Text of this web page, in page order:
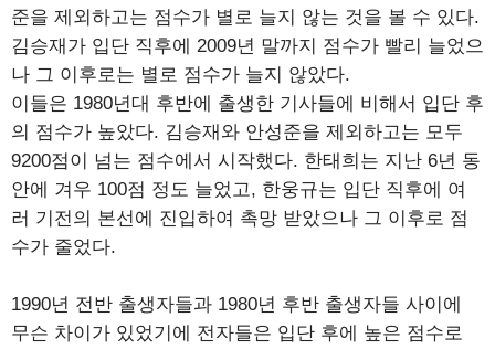
준을 제외하고는 점수가 별로 늘지 않는 것을 볼 수 있다.
김승재가 입단 직후에 2009년 말까지 점수가 빨리 늘었으
나 그 이후로는 별로 점수가 늘지 않았다.
이들은 1980년대 후반에 출생한 기사들에 비해서 입단 후
의 점수가 높았다. 김승재와 안성준을 제외하고는 모두
9200점이 넘는 점수에서 시작했다. 한태희는 지난 6년 동
안에 겨우 100점 정도 늘었고, 한웅규는 입단 직후에 여
러 기전의 본선에 진입하여 촉망 받았으나 그 이후로 점
수가 줄었다.
1990년 전반 출생자들과 1980년 후반 출생자들 사이에
무슨 차이가 있었기에 전자들은 입단 후에 높은 점수로